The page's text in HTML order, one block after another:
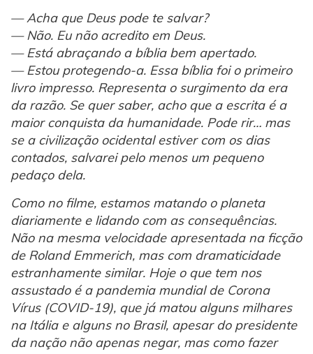
— Acha que Deus pode te salvar?
— Não. Eu não acredito em Deus.
— Está abraçando a bíblia bem apertado.
— Estou protegendo-a. Essa bíblia foi o primeiro
livro impresso. Representa o surgimento da era
da razão. Se quer saber, acho que a escrita é a
maior conquista da humanidade. Pode rir… mas
se a civilização ocidental estiver com os dias
contados, salvarei pelo menos um pequeno
pedaço dela.
Como no filme, estamos matando o planeta
diariamente e lidando com as consequências.
Não na mesma velocidade apresentada na ficção
de Roland Emmerich, mas com dramaticidade
estranhamente similar. Hoje o que tem nos
assustado é a pandemia mundial de Corona
Vírus (COVID-19), que já matou alguns milhares
na Itália e alguns no Brasil, apesar do presidente
da nação não apenas negar, mas como fazer